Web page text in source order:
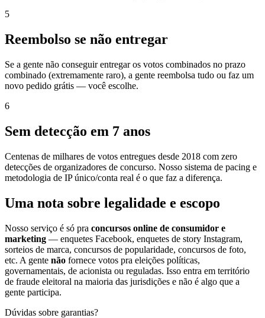
5
Reembolso se não entregar
Se a gente não conseguir entregar os votos combinados no prazo
combinado (extremamente raro), a gente reembolsa tudo ou faz um
novo pedido grátis — você escolhe.
6
Sem detecção em 7 anos
Centenas de milhares de votos entregues desde 2018 com zero
detecções de organizadores de concurso. Nosso sistema de pacing e
metodologia de IP único/conta real é o que faz a diferença.
Uma nota sobre legalidade e escopo
Nosso serviço é só pra concursos online de consumidor e
marketing — enquetes Facebook, enquetes de story Instagram,
sorteios de marca, concursos de popularidade, concursos de foto,
etc. A gente não fornece votos pra eleições políticas,
governamentais, de acionista ou reguladas. Isso entra em território
de fraude eleitoral na maioria das jurisdições e não é algo que a
gente participa.
Dúvidas sobre garantias?